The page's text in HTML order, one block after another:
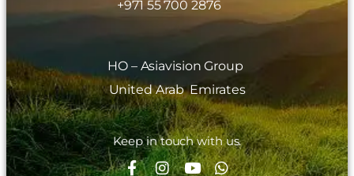
+971 55 700 2876
HO – Asiavision Group
United Arab Emirates
Keep in touch with us.